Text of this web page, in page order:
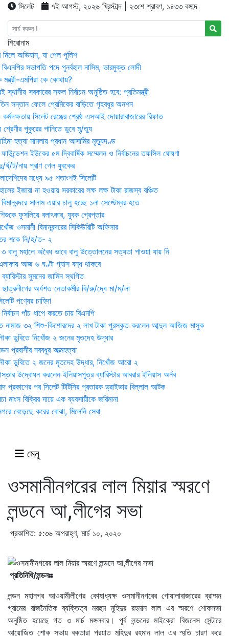
সিলেট ৭ই আগস্ট, ২০২৬ খ্রিস্টাব্দ | ২৩শে শ্রাবণ, ১৪৩৩ বঙ্গাব্দ
শিরোনাম
মিলে অভিযান, যা পেল পুলিশ
সভাপতি পদে পুনর্বহাল নাসিম, ভারমুক্ত লোদী
মন্ত্রী-এমপিরা কে কোথায়?
সরকারের সকল নির্বাচন অনুষ্ঠিত হবে: প্রতিমন্ত্রী
সন্তান ফেলে প্রেমিকের বাড়িতে গৃহবধূর অনশন
সিলেট রেঞ্জের শ্রেষ্ঠ এসআই দোয়ারাবাজারের রিফাত
শ্রেণীর পুকুরের পানিতে ডুবে মৃ/ত্যু
হত্যা মামলায় প্রধান আসামির মৃত্যুদণ্ড
ইউকের ৫ম দ্বিবার্ষিক সম্মেলন ও নির্বাচনের তফসিল ঘোষণা
ট/নায় প্রাণ গেল যুবকের
মধ্যে ৯৫ শতাংশই সিলেটি
ইজারা না হওয়ায় সরকারের লক্ষ লক্ষ টাকা রাজস্ব বঞ্চিত
সালাম এয়ার চালু হচ্ছে ১লা সেপ্টেম্বর হতে
ফুসলিয়ে বলাৎকার, যুবক গ্রেপ্তার
ওসমানী বিমানবন্দরের সিকিউরিটি অফিসার
শকে নি/হ/ত- ২
বালু মহালে অবৈধ ভাবে বালু উত্তোলনের সত্যতা পাওয়া যায় নি
আজ ৬ ঘণ্টা গ্যাস বন্ধ থাকবে
সুমনের জামিন স্থগিত
ছাত্রলীগের অর্ধশত নেতাকর্মীর বি/রু/দ্ধে মা/ম/লা
পণ্যের চাহিদা
পাঁচ ধাপে করতে চায় বিএনপি
নামাজ ৩২ শিশু-কিশোরদের ২ লাখ টাকা পুরস্কৃত করলেন আব্দুল আজিজ মাসুক
ডুবিতে নিখোঁজ ২ জনের মৃতদেহ উদ্ধার
প্রবাসীর নববধুর আত্মহত্যা
ডুবিতে ২ জনের মৃতদেহ উদ্ধার, নিখোঁজ আরো ২
উদ্বোধন করলেন ইলিয়াসপুত্র ব্যারিস্টার আবরার ইলিয়াস অর্নব
প্রকাশের পর সিলেট টিটিসির প্রতারক ড্রাইভার বিল্লাল আটক
মাংস বিক্রির দায়ে এক ব্যবসায়ীকে জরিমানা
বেড়েছে করের বোঝা, মিলেনি সেবা
মেনু
ওসমানীনগরের লাল মিয়ার স্মরণে
লন্ডনে আ,লীগের সভা
প্রকাশিত: ৫:৩৬ অপরাহ্ণ, মার্চ ১০, ২০২০
প্রতিনিধি/লন্ডনঃঃ
লন্ডন মহানগর আওয়ামীলীগের কোষাধ্যক্ষ ওসমানীনগরের গোয়ালাবাজারের ব্রাম্মন
গ্রামের রাজনৈতিক ব্যক্তিত্ব মরহুম মুহিদুর রহমান লাল এর স্মরণে শোকসভা
অনুষ্ঠিত হয়েছে গত ৩ মার্চ মঙ্গলবার। পূর্ব লন্ডনের মাইক্রো বিজনেস সেন্টারে
আয়োজিত শোক সভায় বক্তারা প্রয়াত মুহিদুর রহমান লাল এর স্মৃতি চারণ করে